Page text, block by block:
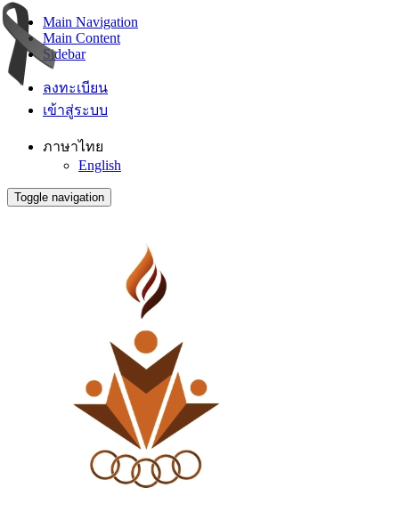
Main Navigation
Main Content
Sidebar
ลงทะเบียน
เข้าสู่ระบบ
ภาษาไทย
English
Toggle navigation